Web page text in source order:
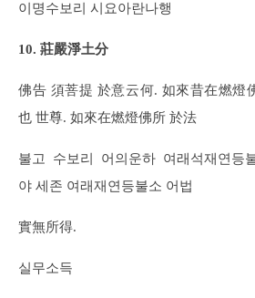
이명수보리 시요아란나행
10. 莊嚴淨土分
佛告 須菩提 於意云何. 如來昔在燃燈
也 世尊. 如來在燃燈佛所 於法
불고 수보리 어의운하 여래석재연등
야 세존 여래재연등불소 어법
實無所得.
실무소득